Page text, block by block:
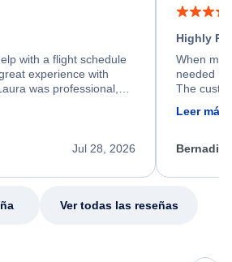
with a flight schedule
experience with
was professional,
throughout the
found a solution and
service.
Jul 28, 2026
Highly
When my
needed
The
calm,
my issue.
Leer más
Ver todas las reseñas